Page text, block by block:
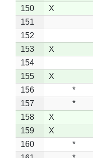
150
X
151
152
153
X
154
155
X
156
*
157
*
158
X
159
X
160
*